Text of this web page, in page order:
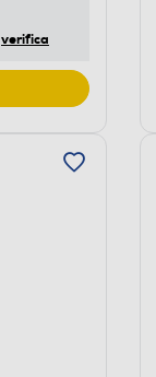
verifica